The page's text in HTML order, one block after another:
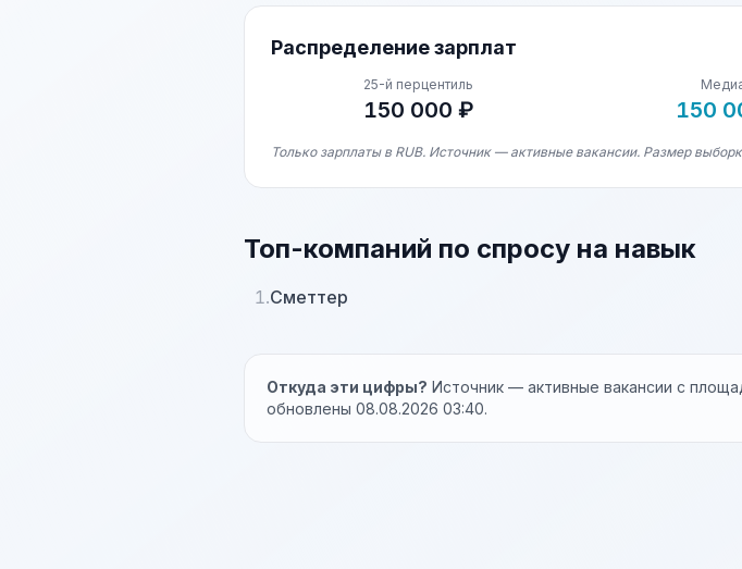
Распределение зарплат
25-й перцентиль
150 000 ₽ 150
Только зарплаты в RUB. Источник — активные вакансии. Размер
Топ-компаний по спросу на навык
1.Сметтер
Откуда эти цифры? Источник — активные вакансии с
обновлены 08.08.2026 03:40.